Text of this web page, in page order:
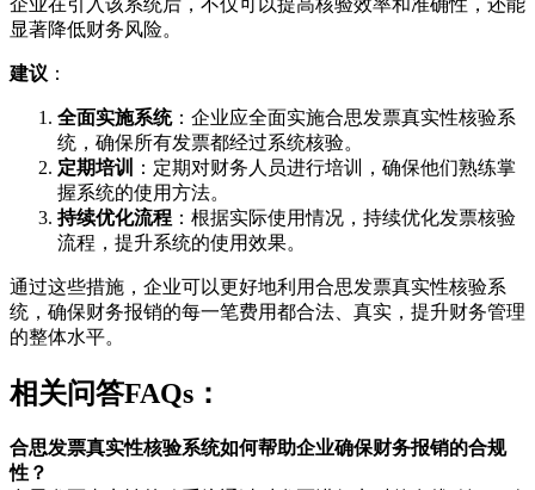
显著降低财务风险。
建议 ：
全面实施系统：企业应全面实施合思发票真实性核验系
统，确保所有发票都经过系统核验。
定期培训
：定期对财务人员进行培训，确保他们熟练掌
握系统的使用方法。
持续优化流程 ：根据实际使用情况，持续优化发票核验
流程，提升系统的使用效果。
通过这些措施，企业可以更好地利用合思发票真实性核验系
统，确保财务报销的每一笔费用都合法、真实，提升财务管理
的整体水平。
相关问答FAQs：
合思发票真实性核验系统如何帮助企业确保财务报销的合规
性？